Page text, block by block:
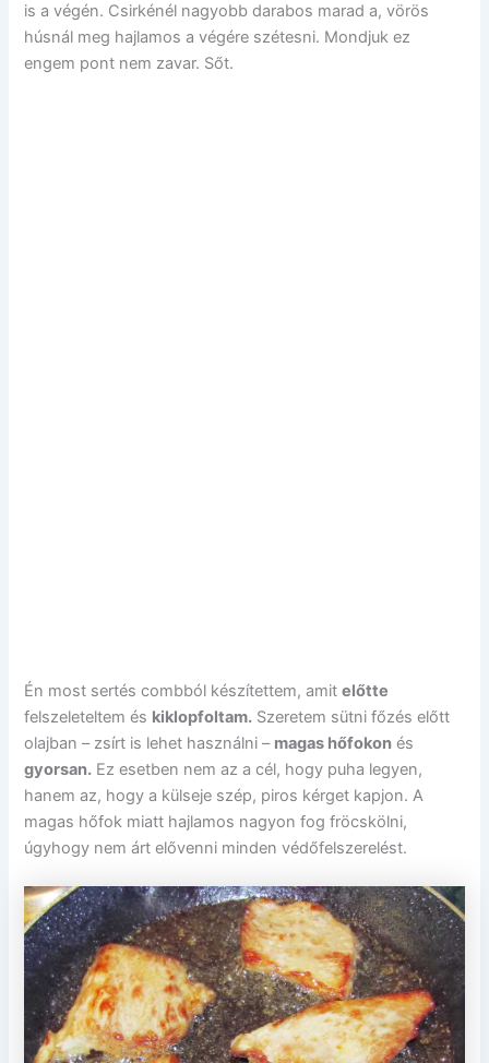
is a végén. Csirkénél nagyobb darabos marad a, vörös
húsnál meg hajlamos a végére szétesni. Mondjuk ez
engem pont nem zavar. Sőt.
Én most sertés combból készítettem, amitelőtte
felszeleteltem és kiklopfoltam. Szeretem sütni főzés előtt
olajban – zsírt is lehet használni – magas hőfokon és
gyorsan. Ez esetben nem az a cél, hogy puha legyen,
hanem az, hogy a külseje szép, piros kérget kapjon. A
magas hőfok miatt hajlamos nagyon fog fröcskölni,
úgyhogy nem árt elővenni minden védőfelszerelést.